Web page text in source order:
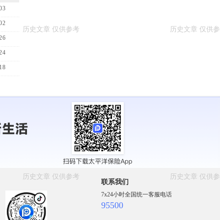
联系我们
7x24小时全国统一客服电话
95500